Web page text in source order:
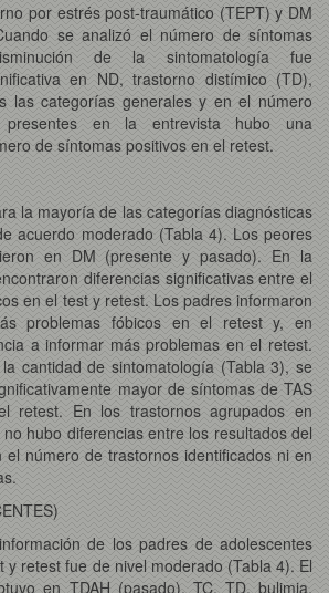
por estrés post-traumático (TEPT) y DM
se analizó el número de síntomas
de la sintomatología fue
en ND, trastorno distímico (TD),
las categorías generales y en el número
en la entrevista hubo una
de síntomas positivos en el retest.
la mayoría de las categorías diagnósticas
acuerdo moderado (Tabla 4). Los peores
en DM (presente y pasado). En la
diferencias significativas entre el
en el test y retest. Los padres informaron
problemas fóbicos en el retest y, en
a informar más problemas en el retest.
cantidad de sintomatología (Tabla 3), se
mayor de síntomas de TAS
retest. En los trastornos agrupados en
hubo diferencias entre los resultados del
número de trastornos identificados ni en
de los padres de adolescentes
y retest fue de nivel moderado (Tabla 4). El
en TDAH (pasado), TC, TD, bulimia,